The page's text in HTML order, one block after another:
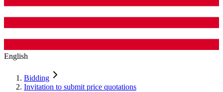
English
Bidding
Invitation to submit price quotations